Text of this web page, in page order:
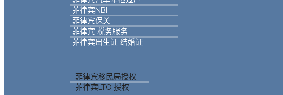
菲律宾NBI
菲律宾保关
菲律宾 税务服务
菲律宾出生证 结婚证
菲律宾移民局授权
菲律宾LTO 授权